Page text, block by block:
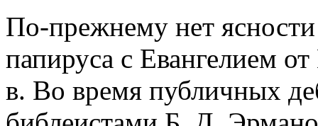
По-прежнему нет
папируса с Евангелием
в. Во время публичных